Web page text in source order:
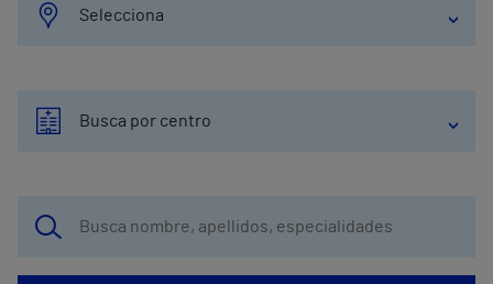
Selecciona
Busca por centro